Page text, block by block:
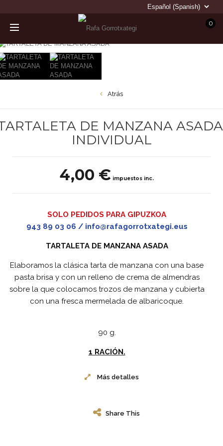
0
Atrás
DE MANZANA
INDIVIDUAL
4,00 € impuestos inc.
SOLO PEDIDOS PARA GIPUZKOA
943 89 03 06 / info@rafagorrotxategi.eus
TARTALETA DE MANZANA ASADA
Elaboramos la clásica tarta de manzana con una base
pasta brisa y con un relleno de crema de almendras
sobre la que colocamos trozos de manzana y cubierta
con una fresca mermelada de albaricoque.
90 g.
1 RACIÓN.
Más detalles
Share This